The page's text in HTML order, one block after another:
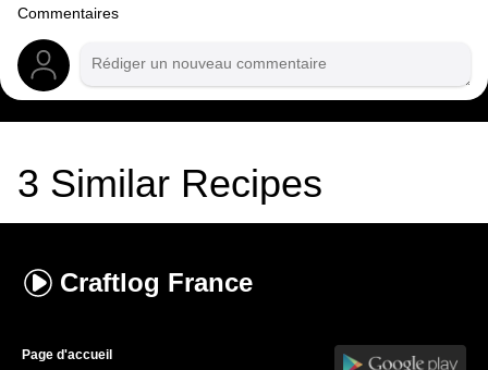
Commentaires
3 Similar Recipes
Craftlog France
Page d'accueil